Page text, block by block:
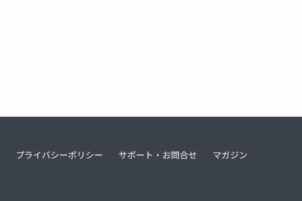
プライバシーポリシー サポート・お問合せ マガジン